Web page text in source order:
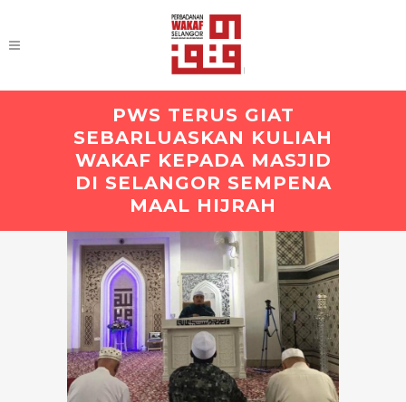
PWS TERUS GIAT
SEBARLUASKAN KULIAH
WAKAF KEPADA MASJID
DI SELANGOR SEMPENA
MAAL HIJRAH